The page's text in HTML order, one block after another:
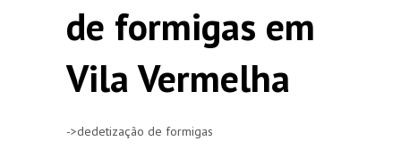
de formigas em
Vila Vermelha
->dedetização de formigas